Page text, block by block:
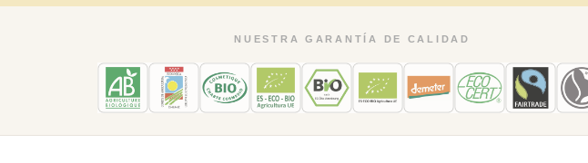
NUESTRA GARANTÍA DE CALIDAD